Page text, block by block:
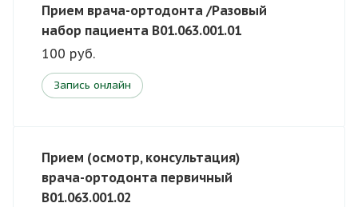
Прием врача-ортодонта /Разовый
набор пациента В01.063.001.01
100 руб.
Запись онлайн
Прием (осмотр, консультация)
врача-ортодонта первичный
В01.063.001.02